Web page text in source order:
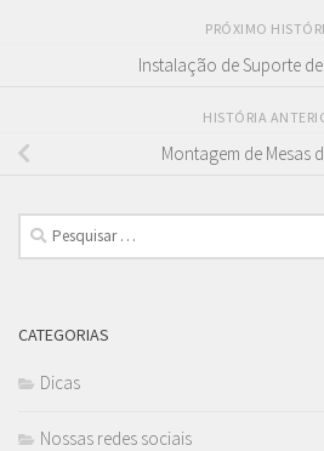
PRÓXIMO
Instalação de Suporte
HISTÓRIA
Montagem de Mesas
Pesquisar
por:
CATEGORIAS
Dicas
Nossas redes sociais